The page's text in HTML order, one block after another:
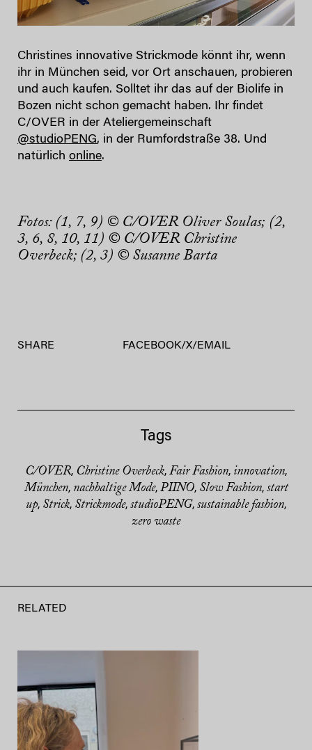
Christines innovative Strickmode könnt ihr, wenn
ihr in München seid, vor Ort anschauen, probieren
und auch kaufen. Solltet ihr das auf der Biolife in
Bozen nicht schon gemacht haben. Ihr findet
C/OVER in der Ateliergemeinschaft
@studioPENG, in der Rumfordstraße 38. Und
natürlich online.
Fotos: (1, 7, 9) © C/OVER Oliver Soulas; (2,
3, 6, 8, 10, 11) © C/OVER Christine
Overbeck; (2, 3) © Susanne Barta
SHARE FACEBOOK/X/EMAIL
Tags
C/OVER, Christine Overbeck, Fair Fashion, innovation,
München, nachhaltige Mode, PIINO, Slow Fashion, start
up, Strick, Strickmode, studioPENG, sustainable fashion,
zero waste
RELATED